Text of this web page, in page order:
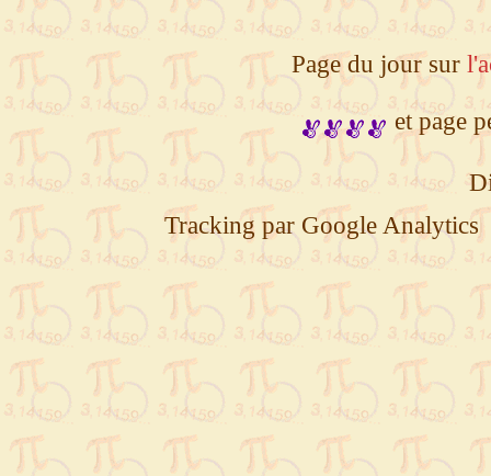
Page du jour sur
et page
Tracking par Google Analytics